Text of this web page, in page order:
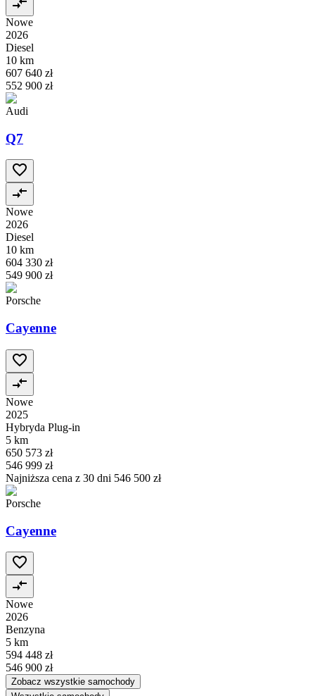
Nowe
2026
Diesel
10 km
607 640 zł
552 900 zł
Audi
Q7
Nowe
2026
Diesel
10 km
604 330 zł
549 900 zł
Porsche
Cayenne
Nowe
2025
Hybryda Plug-in
5 km
650 573 zł
546 999 zł
Najniższa cena z 30 dni 546 500 zł
Porsche
Cayenne
Nowe
2026
Benzyna
5 km
594 448 zł
546 900 zł
Zobacz wszystkie samochody